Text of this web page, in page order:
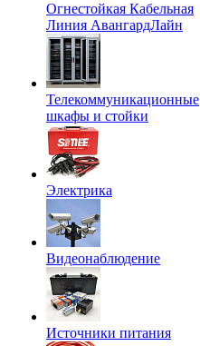
Огнестойкая Кабельная
Линия АвангардЛайн
Телекоммуникационные
шкафы и стойки
Электрика
Видеонаблюдение
Источники питания